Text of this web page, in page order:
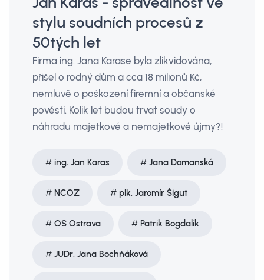
stylu soudních procesů z
50tých let
Firma ing. Jana Karase byla zlikvidována,
přišel o rodný dům a cca 18 milionů Kč,
nemluvě o poškození firemní a občanské
pověsti. Kolik let budou trvat soudy o
náhradu majetkové a nemajetkové újmy?!
ing. Jan Karas Jana Domanská
NCOZ plk. Jaromír Šigut
OS Ostrava Patrik Bogdalík
JUDr. Jana Bochňáková